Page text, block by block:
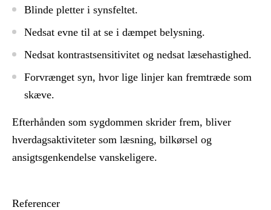
Blinde pletter i synsfeltet.
Nedsat evne til at se i dæmpet belysning.
Nedsat kontrastsensitivitet og nedsat læsehastighed.
Forvrænget syn, hvor lige linjer kan fremtræde som
skæve.
Efterhånden som sygdommen skrider frem, bliver
hverdagsaktiviteter som læsning, bilkørsel og
ansigtsgenkendelse vanskeligere.
Referencer